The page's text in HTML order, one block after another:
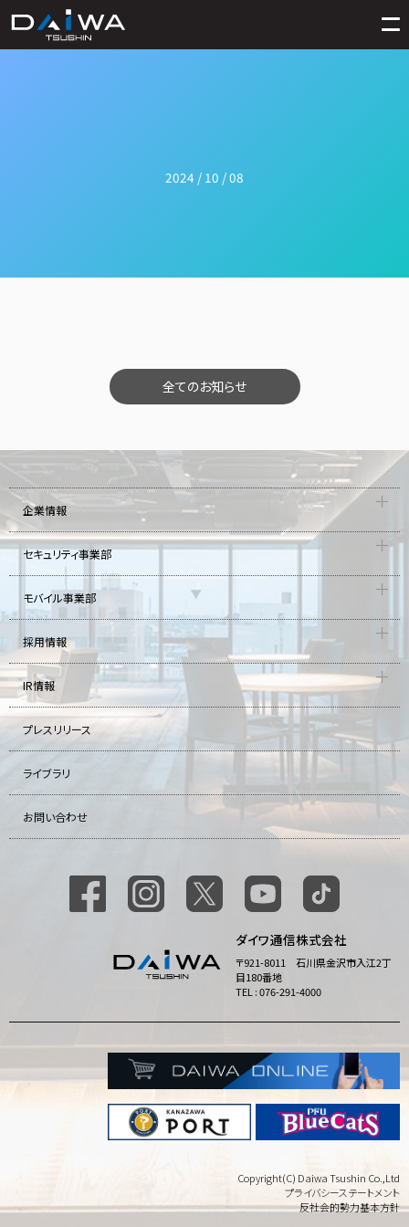
2024 / 10 / 08
全てのお知らせ
企業情報
セキュリティ事業部
モバイル事業部
採用情報
IR情報
プレスリリース
ライブラリ
お問い合わせ
ダイワ通信株式会社
〒921-8011 石川県金沢市入江2丁
目180番地
TEL : 076-291-4000
Copyright(C) Daiwa Tsushin Co.,Ltd
プライバシーステートメント
反社会的勢力基本方針